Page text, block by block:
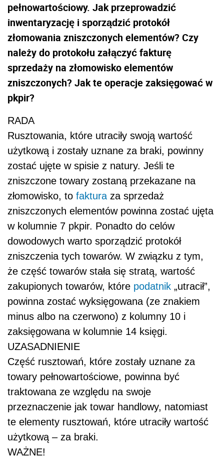
pełnowartościowy. Jak przeprowadzić
inwentaryzację i sporządzić protokół
złomowania zniszczonych elementów? Czy
należy do protokołu załączyć fakturę
sprzedaży na złomowisko elementów
zniszczonych? Jak te operacje zaksięgować w
pkpir?
RADA
Rusztowania, które utraciły swoją wartość
użytkową i zostały uznane za braki, powinny
zostać ujęte w spisie z natury. Jeśli te
zniszczone towary zostaną przekazane na
złomowisko, to faktura za sprzedaż
zniszczonych elementów powinna zostać ujęta
w kolumnie 7 pkpir. Ponadto do celów
dowodowych warto sporządzić protokół
zniszczenia tych towarów. W związku z tym,
że część towarów stała się stratą, wartość
zakupionych towarów, które podatnik „utracił”,
powinna zostać wyksięgowana (ze znakiem
minus albo na czerwono) z kolumny 10 i
zaksięgowana w kolumnie 14 księgi.
UZASADNIENIE
Część rusztowań, które zostały uznane za
towary pełnowartościowe, powinna być
traktowana ze względu na swoje
przeznaczenie jak towar handlowy, natomiast
te elementy rusztowań, które utraciły wartość
użytkową – za braki.
WAŻNE!